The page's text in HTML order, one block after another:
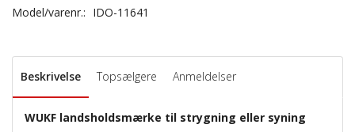
Model/varenr.: IDO-11641
Beskrivelse Topsælgere Anmeldelser
WUKF landsholdsmærke til strygning eller syning